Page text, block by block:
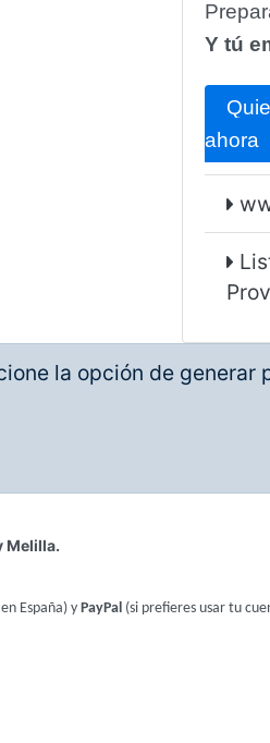
Y tú
ahora
la opción de generar
Melilla.
España) yPayPal(si prefieres usar tu